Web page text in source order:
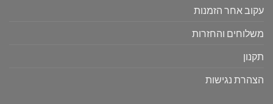
עקוב אחר הזמנות
משלוחים והחזרות
תקנון
הצהרת נגישות